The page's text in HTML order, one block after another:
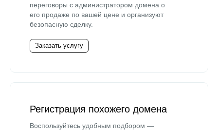
переговоры с администратором домена о
его продаже по вашей цене и организуют
безопасную сделку.
Заказать услугу
Регистрация похожего домена
Воспользуйтесь удобным подбором —